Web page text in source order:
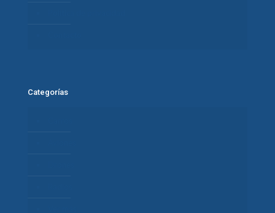
Categorías